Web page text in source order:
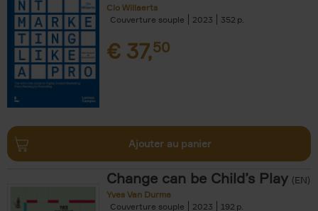
Clo Willaerts
Couverture souple
2023 352
€ 37,50
Ajouter au panier
Change can be Child’s Play (EN)
Yves Van Durme
Couverture souple
2023 192